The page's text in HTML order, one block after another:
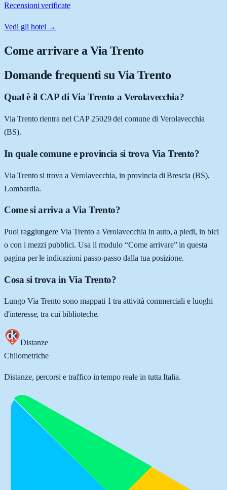
Recensioni verificate
Vedi gli hotel →
Come arrivare aVia Trento
Domande frequenti su Via Trento
Qual è il CAP di Via Trento a Verolavecchia?
Via Trento rientra nel CAP 25029 del comune di Verolavecchia
(BS).
In quale comune e provincia si trova Via Trento?
Via Trento si trova a Verolavecchia, in provincia di Brescia (BS),
Lombardia.
Come si arriva a Via Trento?
Puoi raggiungere Via Trento a Verolavecchia in auto, a piedi, in bici
o con i mezzi pubblici. Usa il modulo “Come arrivare” in questa
pagina per le indicazioni passo-passo dalla tua posizione.
Cosa si trova in Via Trento?
Lungo Via Trento sono mappati 1 tra attività commerciali e luoghi
d'interesse, tra cui biblioteche.
Distanze
Chilometriche
Distanze, percorsi e traffico in tempo reale in tutta Italia.